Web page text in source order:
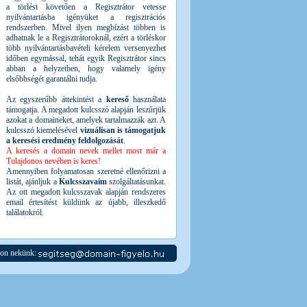
a törlést követően a Regisztrátor vetesse
nyilvántartásba igényüket a regisztrációs
rendszerben. Mivel ilyen megbízást többen is
adhatnak le a Regisztrátoroknál, ezért a törléskor
több nyilvántartásbavételi kérelem versenyezhet
időben egymással, tehát egyik Regisztrátor sincs
abban a helyzetben, hogy valamely igény
elsőbbségét garantálni tudja.
Az egyszerűbb áttekintést a keresőhasználata
támogatja. A megadott kulcsszó alapján leszűrjük
azokat a domaineket, amelyek tartalmazzák azt. A
kulcsszó kiemelésével vizuálisan is támogatjuk
a keresési eredmény feldolgozását.
A keresés a domain nevek mellet most már a
Tulajdonos nevében is keres!
Amennyiben folyamatosan szeretné ellenőrizni a
listát, ajánljuk a Kulcsszavaimszolgáltatásunkat.
Az ott megadott kulcsszavak alapján rendszeres
email értesítést küldünk az újabb, illeszkedő
találatokról.
nekünk: